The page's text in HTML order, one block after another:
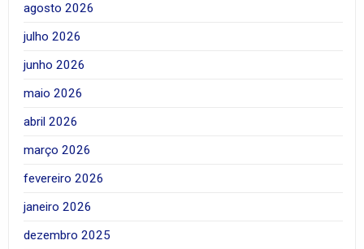
agosto 2026
julho 2026
junho 2026
maio 2026
abril 2026
março 2026
fevereiro 2026
janeiro 2026
dezembro 2025